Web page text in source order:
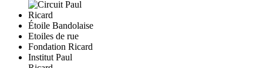
Étoile Bandolaise
Etoiles de rue
Fondation Ricard
Institut Paul